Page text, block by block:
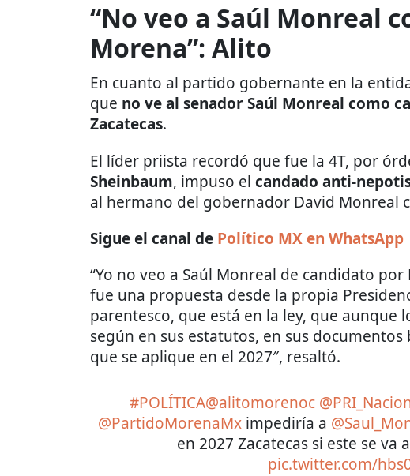
“No veo a Saúl Monreal
Morena”: Alito
En cuanto al partido gobernante en la
que no ve al senador Saúl Monreal como
Zacatecas.
El líder priista recordó que fue la 4T, por
Sheinbaum, impuso el candado anti-
al hermano del gobernador David Monreal
Sigue el canal de Político MX en WhatsApp
“Yo no veo a Saúl Monreal de candidato
fue una propuesta desde la propia
parentesco, que está en la ley, que aunque
según en sus estatutos, en sus
que se aplique en el 2027″, resaltó.
#POLÍTICA@alitomorenoc
@PartidoMorenaMximpediría a
en 2027 Zacatecas si este se va
pic.twitter.com/